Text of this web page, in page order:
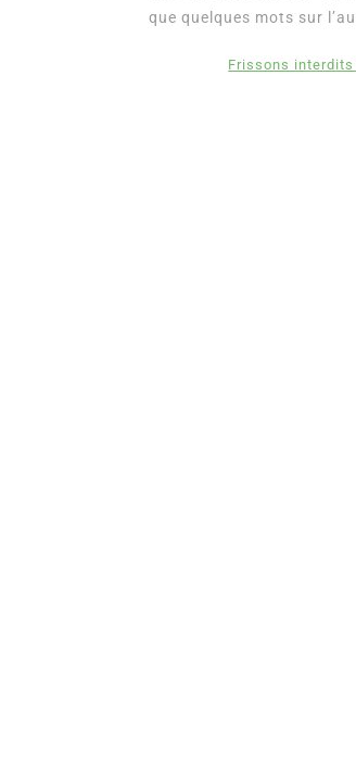
que quelques mots sur
Frissons interdits
6 Juil 2026
littérature